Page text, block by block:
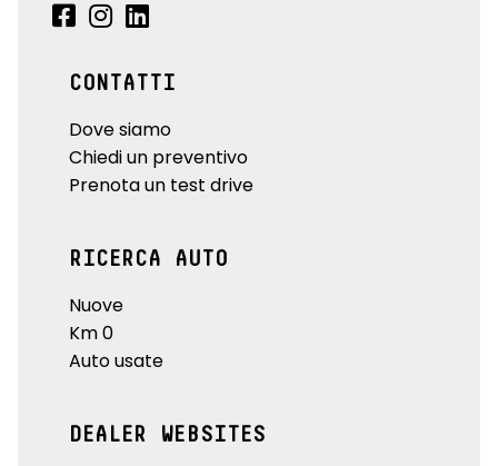
CONTATTI
Dove siamo
Chiedi un preventivo
Prenota un test drive
RICERCA AUTO
Nuove
Km 0
Auto usate
DEALER WEBSITES